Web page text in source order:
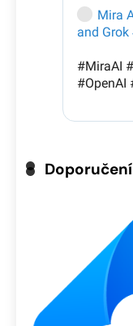
Doporučení